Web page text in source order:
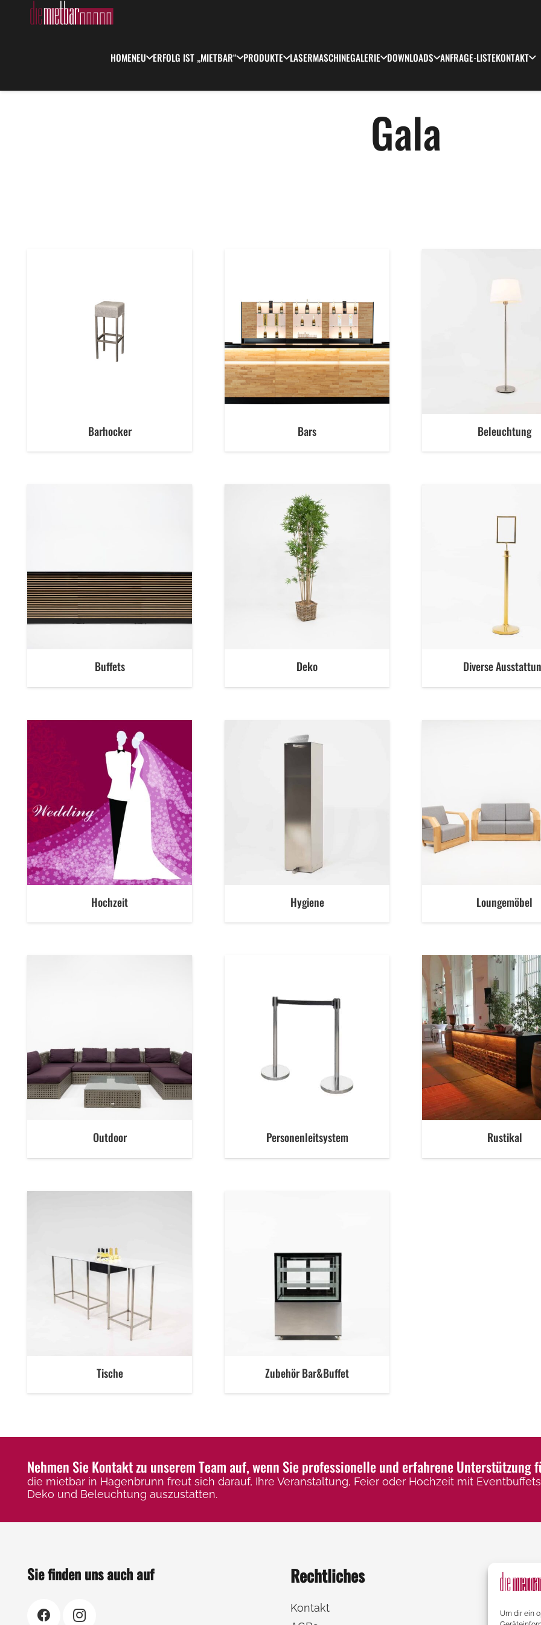
Um dir ein
HOMENEU ERFOLG IST „MIETBAR“ PRODUKTE LASERMASCHINEGALERIE DOWNLOADS ANFRAGE-LISTEKONTAKT
Gala
Barhocker Bars Beleuchtung
Buffets Deko Diverse
Hochzeit Hygiene Loungemöbel
Outdoor Personenleitsystem Rustikal
Tische Zubehör Bar&Buffet
Nehmen Sie Kontakt zu unserem Team auf, wenn Sie professionelle und erfahrene Unterstützung
die mietbar in Hagenbrunn freut sich darauf, Ihre Veranstaltung, Feier oder Hochzeit mit
Deko und Beleuchtung auszustatten.
Sie finden uns auch auf Rechtliches
Kontakt